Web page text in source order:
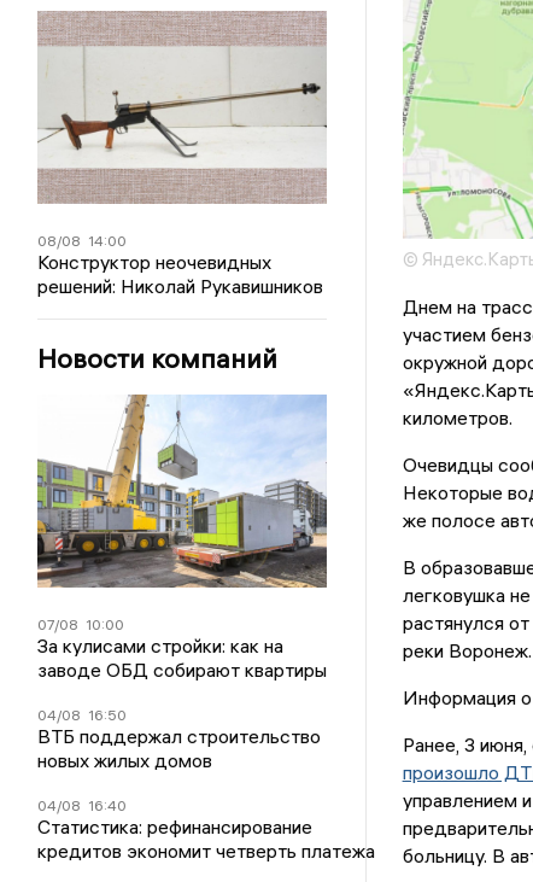
08/08 14:00
Конструктор неочевидных
решений: Николай Рукавишников
Новости компаний
07/08 10:00
За кулисами стройки: как на
заводе ОБД собирают квартиры
04/08 16:50
ВТБ поддержал строительство
новых жилых домов
04/08 16:40
Статистика: рефинансирование
кредитов экономит четверть платежа
©
Днем на
участием
окружной
километров.
Очевидцы
Некоторые
же полосе
В
легковушка
растянулся
реки Воронеж.
Информация о
Ранее, 3
произошло
управлением
больницу. В